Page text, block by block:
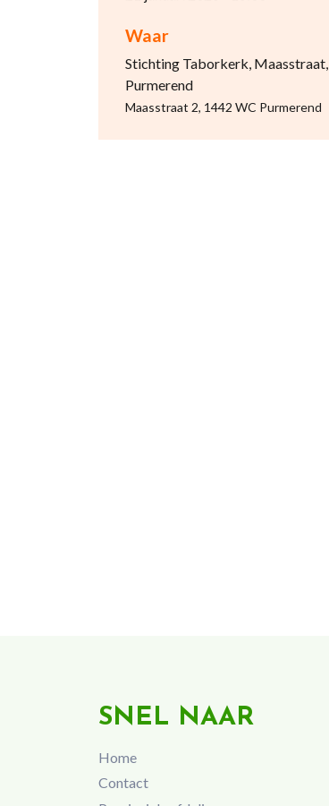
Waar
Stichting Taborkerk, Maasstraat,
Purmerend
Maasstraat 2, 1442 WC Purmerend
SNEL NAAR
Home
Contact